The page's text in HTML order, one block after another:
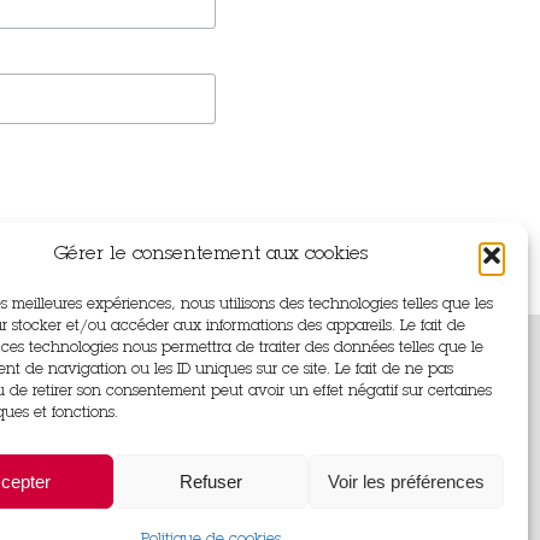
Gérer le consentement aux cookies
meilleures expériences, nous utilisons des technologies telles que les
stocker et/ou accéder aux informations des appareils. Le fait de
technologies nous permettra de traiter des données telles que le
de navigation ou les ID uniques sur ce site. Le fait de ne pas
de retirer son consentement peut avoir un effet négatif sur certaines
et fonctions.
Refuser Voir les préférences